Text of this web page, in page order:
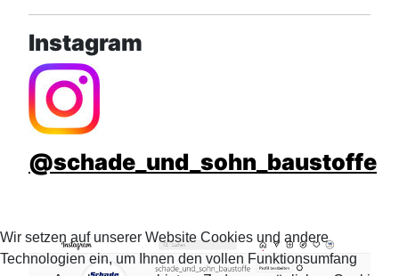
Instagram
@schade_und_sohn_baustoffe
Wir setzen auf unserer Website Cookies und andere
Technologien ein, um Ihnen den vollen Funktionsumfang